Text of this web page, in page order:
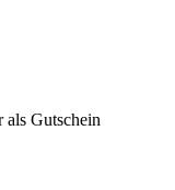
als Gutschein